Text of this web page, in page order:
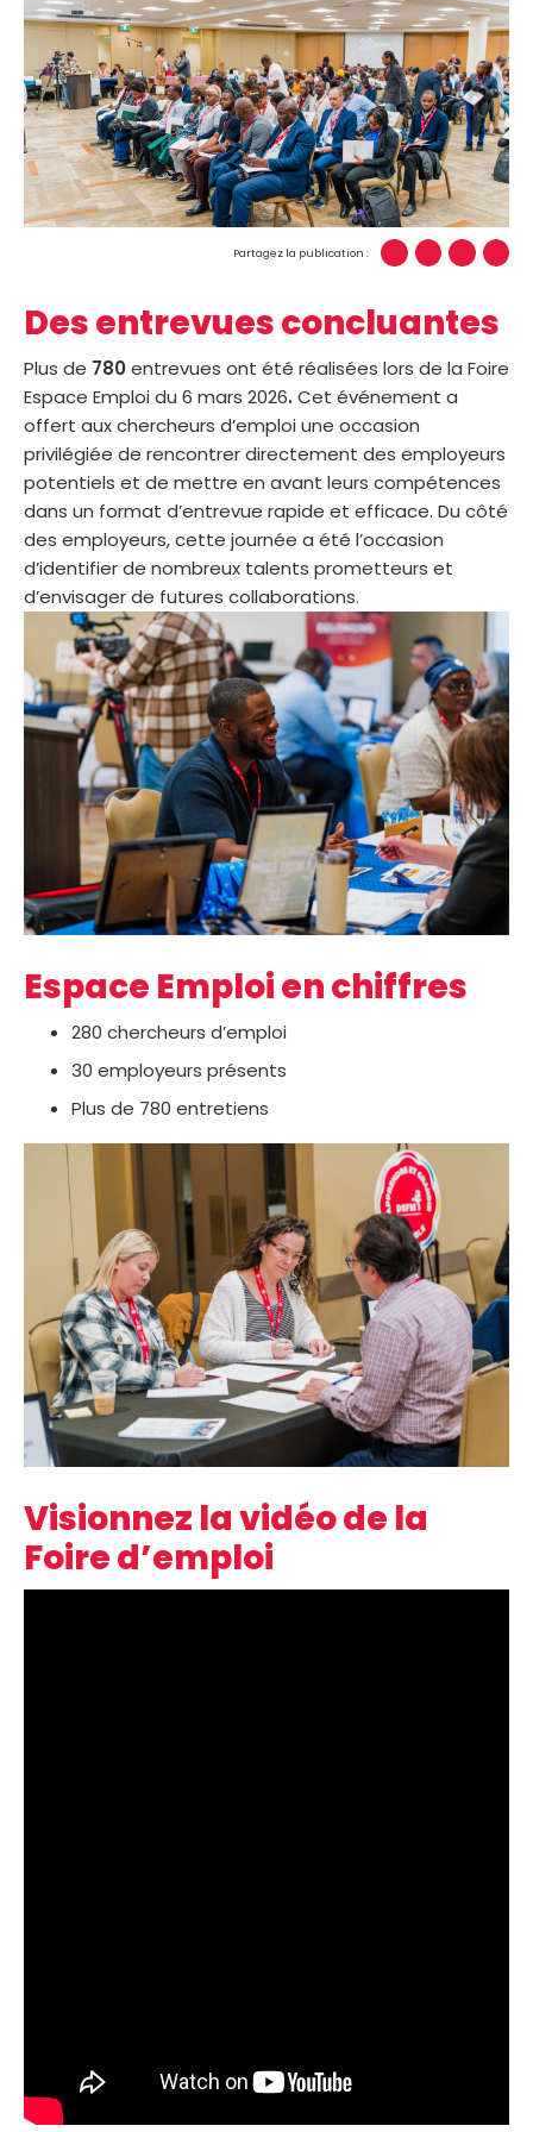
Partagez la publication :
Des entrevues concluantes
Plus de 780entrevues ont été réalisées lors de la Foire
Espace Emploi du 6 mars 2026. Cet événement a
offert aux chercheurs d’emploi une occasion
privilégiée de rencontrer directement des employeurs
potentiels et de mettre en avant leurs compétences
dans un format d’entrevue rapide et efficace. Du côté
des employeurs, cette journée a été l’occasion
d’identifier de nombreux talents prometteurs et
d’envisager de futures collaborations.
Espace Emploi en chiffres
280 chercheurs d’emploi
30 employeurs présents
Plus de 780 entretiens
Visionnez la vidéo de la
Foire d’emploi